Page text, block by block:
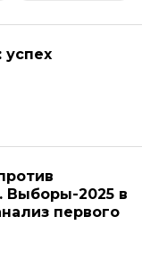
успех
Выборы-2025 в
первого